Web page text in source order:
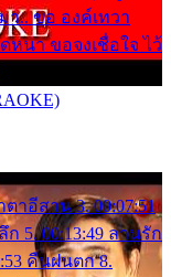
า.. ขอ องค์เทวา
นา ขอจงเชื่อใจ ไว้
ตาอีสาน 3. 00:07:51
5. 00:13:49 ลานรัก
คืนฝนตก 8.